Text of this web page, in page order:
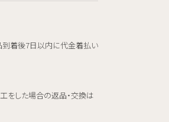
到着後7日以内に代金着払い
をした場合の返品・交換は